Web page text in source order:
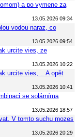
a po vymene za
13.05.2026 09:34
vodou naraz, co
13.05.2026 09:54
urcite vies, ze
13.05.2026 10:22
urcite vies, .. A opět
13.05.2026 10:41
se solárníma
13.05.2026 18:57
V tomto suchu mozes
13.05.2026 20:29